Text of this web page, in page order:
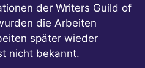
der Writers Guild of
die Arbeiten
später wieder
nicht bekannt.